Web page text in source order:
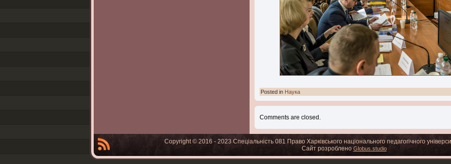
Posted in Наука
Comments are closed.
Copyright © 2016 - 2023 Спеціальність 081 Право Харківського національного педагогічного
Сайт розроблено Globus.studio